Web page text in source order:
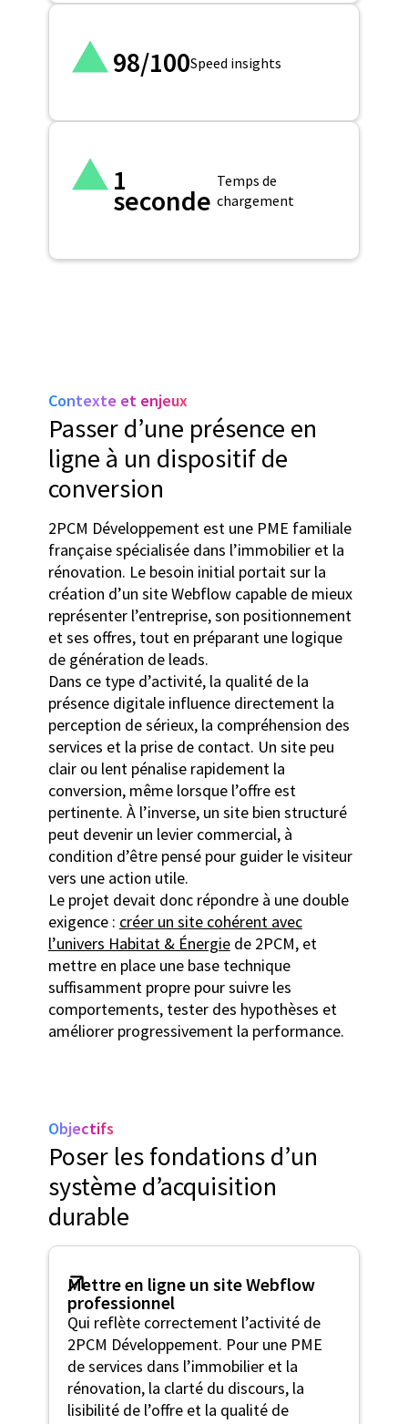
98/100Speed insights
1
seconde
Temps de
chargement
Contexte et enjeux
Passer d’une présence en
ligne à un dispositif de
conversion
2PCM Développement est une PME familiale
française spécialisée dans l’immobilier et la
rénovation. Le besoin initial portait sur la
création d’un site Webflow capable de mieux
représenter l’entreprise, son positionnement
et ses offres, tout en préparant une logique
de génération de leads.
Dans ce type d’activité, la qualité de la
présence digitale influence directement la
perception de sérieux, la compréhension des
services et la prise de contact. Un site peu
clair ou lent pénalise rapidement la
conversion, même lorsque l’offre est
pertinente. À l’inverse, un site bien structuré
peut devenir un levier commercial, à
condition d’être pensé pour guider le visiteur
vers une action utile.
Le projet devait donc répondre à une double
exigence : créer un site cohérent avec
l’univers Habitat & Énergiede 2PCM, et
mettre en place une base technique
suffisamment propre pour suivre les
comportements, tester des hypothèses et
améliorer progressivement la performance.
Objectifs
Poser les fondations d’un
système d’acquisition
durable
Mettre en ligne un site Webflow
professionnel
Qui reflète correctement l’activité de
2PCM Développement. Pour une PME
de services dans l’immobilier et la
rénovation, la clarté du discours, la
lisibilité de l’offre et la qualité de